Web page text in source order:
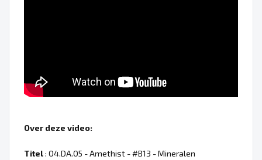
Over deze video:
Titel: 04.DA.05 - Amethist - #B13 - Mineralen